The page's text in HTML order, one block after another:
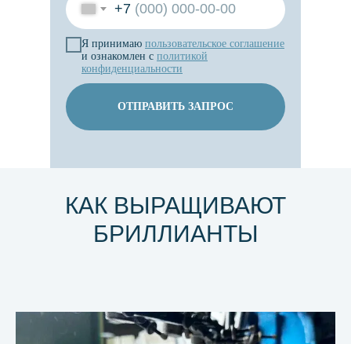
+7
Я принимаю пользовательское соглашение
и ознакомлен с политикой
конфиденциальности
ОТПРАВИТЬ ЗАПРОС
КАК ВЫРАЩИВАЮТ
БРИЛЛИАНТЫ